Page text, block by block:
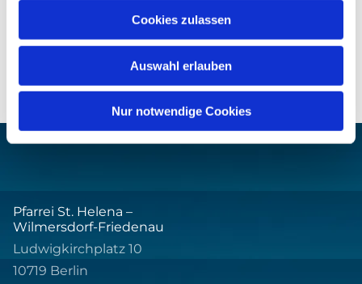
Cookies zulassen
Auswahl erlauben
Nur notwendige Cookies
Pfarrei St. Helena –
Wilmersdorf-Friedenau
Ludwigkirchplatz 10
10719 Berlin